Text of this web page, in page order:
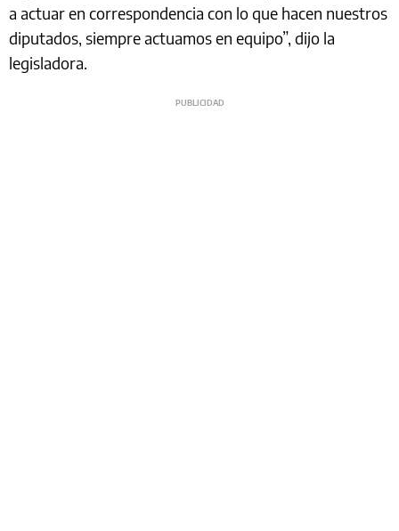
a actuar en correspondencia con lo que hacen nuestros
diputados, siempre actuamos en equipo”, dijo la
legisladora.